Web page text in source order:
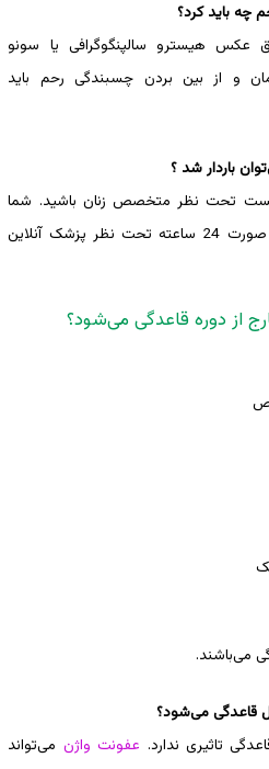
باید کرد؟
هیسترو سالپنگوگرافی یا سونو
و از بین بردن چسبندگی رحم باید
باردار شد ؟
تحت نظر متخصص زنان باشید. شما
می‌توانید در اپلیکیشن مدافون به صورت 24 ساعته تحت نظر پزشک آنلاین
از دوره قاعدگی می‌شود؟
می‌باشند.
قاعدگی می‌شود؟
تاثیری ندارد. عفونت واژن می‌تواند